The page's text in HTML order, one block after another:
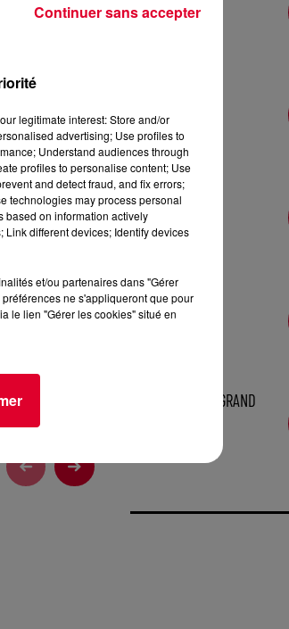
Google MIX : EDX
MIX : MANYFEW
MIX : FEDDE LE GRAND
legitimate interest: Store and/or
advertising; Use profiles to
Understand audiences through
profiles to personalise content; Use
and detect fraud, and fix errors;
technologies may process personal
based on information actively
different devices; Identify devices
et/ou partenaires dans "Gérer
ne s'appliqueront que pour
le lien "Gérer les cookies" situé en
Continuer sans accepter